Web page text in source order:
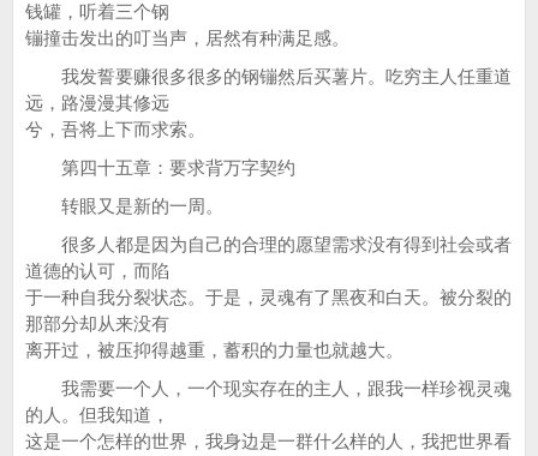
钱罐，听着三个钢
镚撞击发出的叮当声，居然有种满足感。
我发誓要赚很多很多的钢镚然后买薯片。吃穷主人任重道
远，路漫漫其修远
兮，吾将上下而求索。
第四十五章：要求背万字契约
转眼又是新的一周。
很多人都是因为自己的合理的愿望需求没有得到社会或者
道德的认可，而陷
于一种自我分裂状态。于是，灵魂有了黑夜和白天。被分裂的
那部分却从来没有
离开过，被压抑得越重，蓄积的力量也就越大。
我需要一个人，一个现实存在的主人，跟我一样珍视灵魂
的人。但我知道，
这是一个怎样的世界，我身边是一群什么样的人，我把世界看